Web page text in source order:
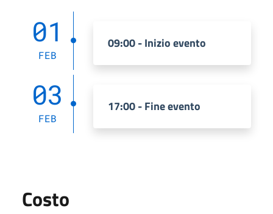
01
FEB
09:00 - Inizio evento
03
FEB
17:00 - Fine evento
Costo